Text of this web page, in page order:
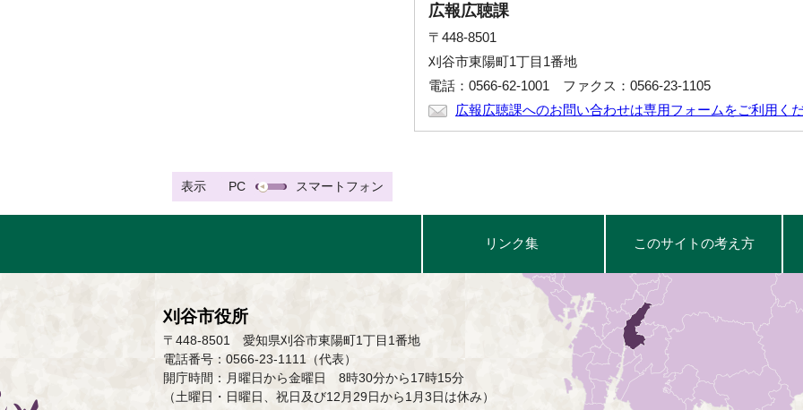
広報広聴課
〒448-8501
刈谷市東陽町1丁目1番地
電話：0566-62-1001 ファクス：0566-23-1105
広報広聴課へのお問い合わせは専用フォームをご利用く
表示 PC スマートフォン
リンク集 このサイトの考え方
刈谷市役所
〒448-8501 愛知県刈谷市東陽町1丁目1番地
電話番号：0566-23-1111（代表）
開庁時間：月曜日から金曜日 8時30分から17時15分
（土曜日・日曜日、祝日及び12月29日から1月3日は休み）